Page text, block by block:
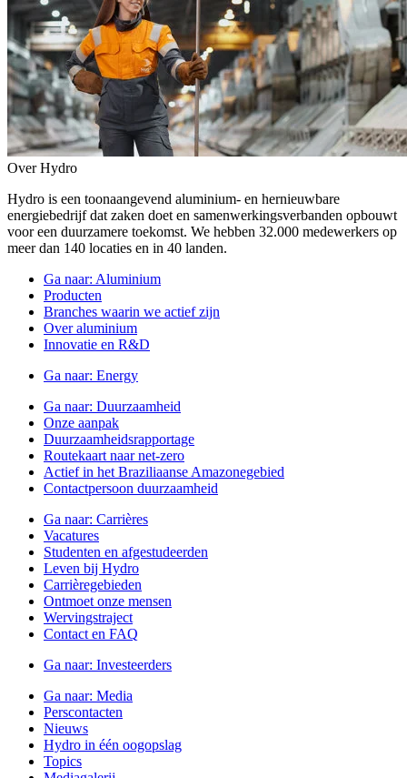
Over Hydro
Hydro is een toonaangevend aluminium- en hernieuwbare
energiebedrijf dat zaken doet en samenwerkingsverbanden opbouwt
voor een duurzamere toekomst. We hebben 32.000 medewerkers op
meer dan 140 locaties en in 40 landen.
Ga naar: Aluminium
Producten
Branches waarin we actief zijn
Over aluminium
Innovatie en R&D
Ga naar: Energy
Ga naar: Duurzaamheid
Onze aanpak
Duurzaamheidsrapportage
Routekaart naar net-zero
Actief in het Braziliaanse Amazonegebied
Contactpersoon duurzaamheid
Ga naar: Carrières
Vacatures
Studenten en afgestudeerden
Leven bij Hydro
Carrièregebieden
Ontmoet onze mensen
Wervingstraject
Contact en FAQ
Ga naar: Investeerders
Ga naar: Media
Perscontacten
Nieuws
Hydro in één oogopslag
Topics